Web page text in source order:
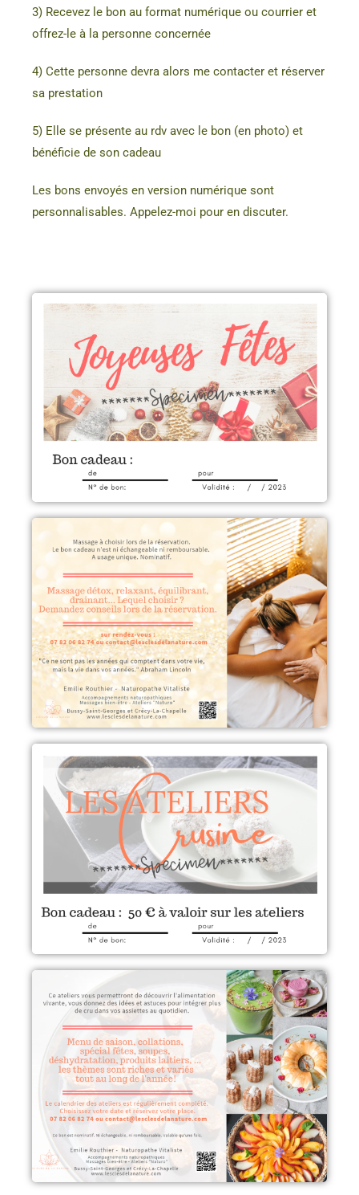
3) Recevez le bon au format numérique ou courrier et
offrez-le à la personne concernée
4) Cette personne devra alors me contacter et réserver
sa prestation
5) Elle se présente au rdv avec le bon (en photo) et
bénéficie de son cadeau
Les bons envoyés en version numérique sont
personnalisables. Appelez-moi pour en discuter.